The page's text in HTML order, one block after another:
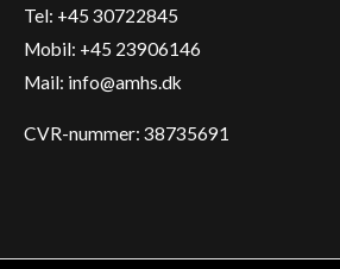
Tel: +45 30722845
Mobil: +45 23906146
Mail: info@amhs.dk
CVR-nummer: 38735691